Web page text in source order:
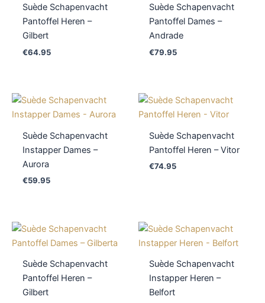
Suède Schapenvacht
Pantoffel Heren –
Gilbert
€64.95
Suède Schapenvacht
Pantoffel Dames –
Andrade
€79.95
Suède Schapenvacht
Instapper Dames –
Aurora
€59.95
Suède Schapenvacht
Pantoffel Heren – Vitor
€74.95
Suède Schapenvacht
Pantoffel Heren –
Gilbert
Suède Schapenvacht
Instapper Heren –
Belfort